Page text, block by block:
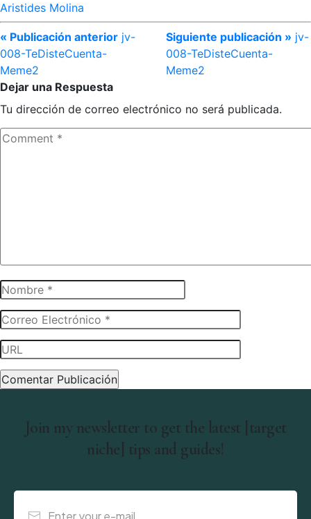
Aristides Molina
« Publicación anterior jv-
008-TeDisteCuenta-
Meme2
Siguiente publicación » jv-
008-TeDisteCuenta-
Meme2
Dejar una Respuesta
Tu dirección de correo electrónico no será publicada.
Join my newsletter to get the latest [target
niche] tips and guides!